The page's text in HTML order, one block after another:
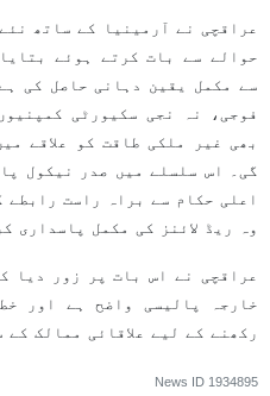
عراقچی نے آرمینیا کے ساتھ
حوالے سے بات کرتے ہوئے
سے مکمل یقین دہانی حاصل کی
فوجی، نہ نجی سکیورٹی
بھی غیر ملکی طاقت کو علاقے
گی۔ اس سلسلے میں صدر نیکول
اعلی حکام سے براہ راست رابطے
وہ ریڈ لائنز کی مکمل پاسداری
عراقچی نے اس بات پر زور دیا
خارجہ پالیسی واضح ہے اور
رکھنے کے لیے علاقائی ممالک
News ID 1934895